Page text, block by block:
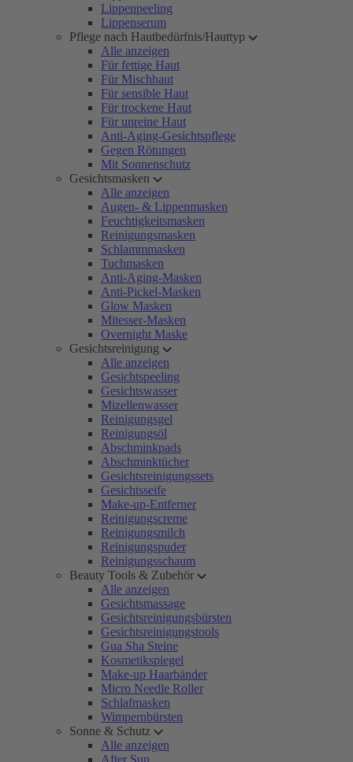
Lippenpeeling
Lippenserum
Pflege nach Hautbedürfnis/Hauttyp
Alle anzeigen
Für fettige Haut
Für Mischhaut
Für sensible Haut
Für trockene Haut
Für unreine Haut
Anti-Aging-Gesichtspflege
Gegen Rötungen
Mit Sonnenschutz
Gesichtsmasken
Alle anzeigen
Augen- & Lippenmasken
Feuchtigkeitsmasken
Reinigungsmasken
Schlammmasken
Tuchmasken
Anti-Aging-Masken
Anti-Pickel-Masken
Glow Masken
Mitesser-Masken
Overnight Maske
Gesichtsreinigung
Alle anzeigen
Gesichtspeeling
Gesichtswasser
Mizellenwasser
Reinigungsgel
Reinigungsöl
Abschminkpads
Abschminktücher
Gesichtsreinigungssets
Gesichtsseife
Make-up-Entferner
Reinigungscreme
Reinigungsmilch
Reinigungspuder
Reinigungsschaum
Beauty Tools & Zubehör
Alle anzeigen
Gesichtsmassage
Gesichtsreinigungsbürsten
Gesichtsreinigungstools
Gua Sha Steine
Kosmetikspiegel
Make-up Haarbänder
Micro Needle Roller
Schlafmasken
Wimpernbürsten
Sonne & Schutz
Alle anzeigen
After Sun